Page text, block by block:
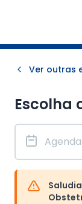
Ver outras
Escolha